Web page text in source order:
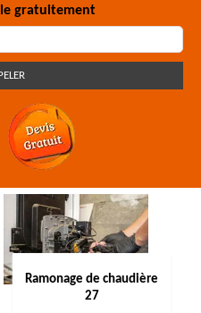
gratuitement
Ramonage de chaudière
27